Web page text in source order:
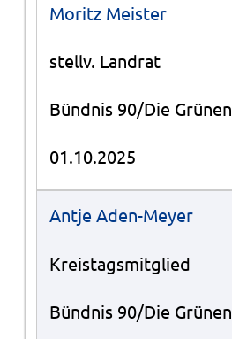
Moritz Meister
stellv. Landrat
Bündnis 90/Die Grünen
01.10.2025
Antje Aden-Meyer
Kreistagsmitglied
Bündnis 90/Die Grünen